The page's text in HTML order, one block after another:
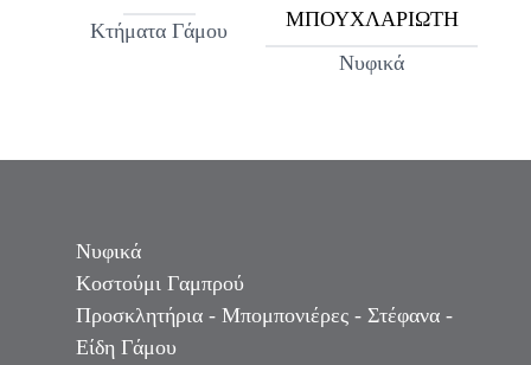
Κτήματα Γάμου
ΜΠΟΥΧΛΑΡΙΩΤΗ
Νυφικά
Νυφικά
Κοστούμι Γαμπρού
Προσκλητήρια - Μπομπονιέρες - Στέφανα -
Είδη Γάμου